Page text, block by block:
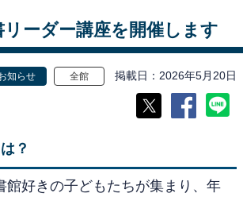
リーダー講座を開催します
知らせ 全館 掲載日 2026年5月20日
？
館好きの子どもたちが集まり、年